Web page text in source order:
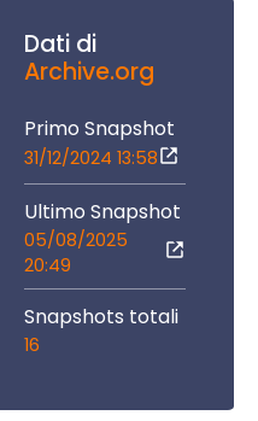
Dati di
Archive.org
Primo Snapshot
31/12/2024 13:58
Ultimo Snapshot
05/08/2025
20:49
Snapshots totali
16